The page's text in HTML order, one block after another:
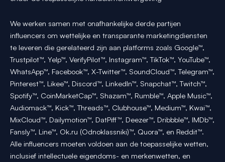
We werken samen met onafhankelijke derde partijen
influencers om wettelijke en transparante marketingdiensten
te leveren die gerelateerd zijn aan platforms zoals Google™,
Trustpilot™, Yelp™, VerifyPilot™, Instagram™, TikTok™, YouTube™,
WhatsApp™, Facebook™, X-Twitter™, SoundCloud™, Telegram™,
Pinterest™, Likee™, Discord™, LinkedIn™, Snapchat™, Twitch™,
Spotify™, CoinMarketCap™, Shazam™, Rumble™, Apple Music™,
Audiomack™, Kick™, Threads™, Clubhouse™, Medium™, Kwai™,
MixCloud™, Dailymotion™, DatPiff™, Deezer™, Dribbble™, IMDb™,
Fansly™, Line™, Ok.ru (Odnoklassniki)™, Quora™, en Reddit™.
Alle influencers moeten voldoen aan de toepasselijke wetten,
inclusief intellectuele eigendoms- en merkenwetten, en